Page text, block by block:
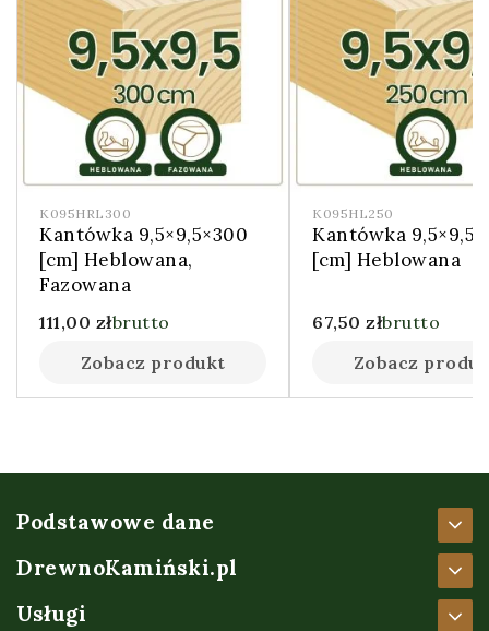
K095HRL300
Kantówka 9,5×9,5×300
[cm] Heblowana,
Fazowana
111,00 złbrutto
Zobacz produkt
K095HL250
Kantówka
[cm] Heblowana
67,50 złbrutto
Zobacz
Podstawowe dane
DrewnoKamiński.pl
Usługi